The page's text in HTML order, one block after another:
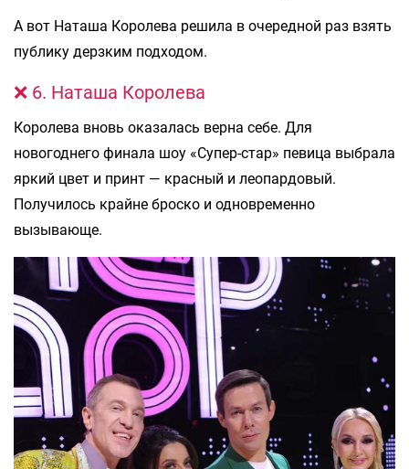
А вот Наташа Королева решила в очередной раз взять
публику дерзким подходом.
❌ 6. Наташа Королева
Королева вновь оказалась верна себе. Для
новогоднего финала шоу «Супер-стар» певица выбрала
яркий цвет и принт — красный и леопардовый.
Получилось крайне броско и одновременно
вызывающе.